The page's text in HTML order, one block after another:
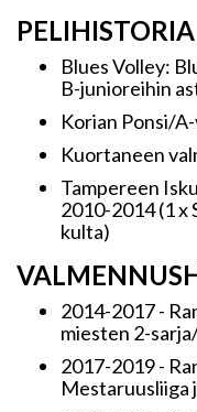
PELIHISTORIA
Blues Volley:
B-junioreihin
Korian Ponsi/
Kuortaneen
Tampereen
2010-2014 (1 x
kulta)
2014-2017 -
miesten 2-
2017-2019 -
Mestaruusliiga